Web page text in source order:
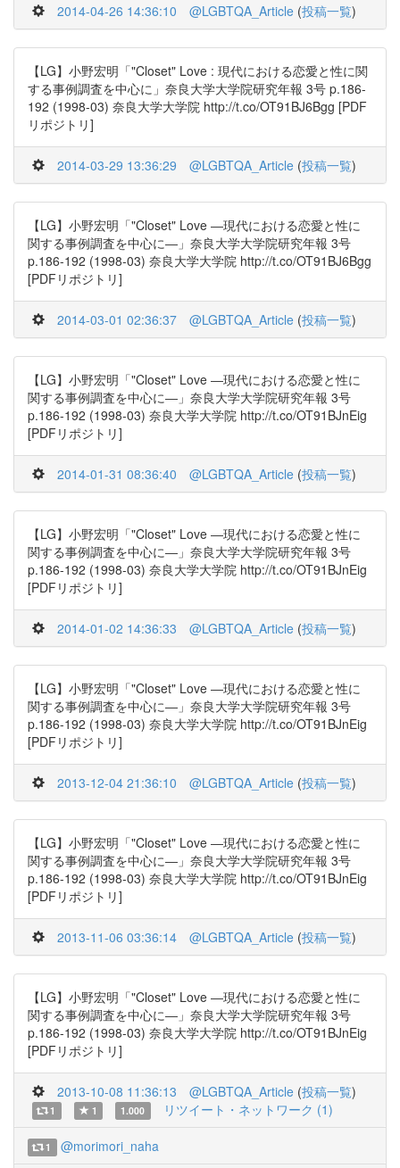
2014-04-26 14:36:10 @LGBTQA_Article (投稿一覧)
【LG】小野宏明「"Closet" Love : 現代における恋愛と性に関
する事例調査を中心に」奈良大学大学院研究年報 3号 p.186-
192 (1998-03) 奈良大学大学院 http://t.co/OT91BJ6Bgg [PDF
リポジトリ]
2014-03-29 13:36:29 @LGBTQA_Article (投稿一覧)
【LG】小野宏明「"Closet" Love ―現代における恋愛と性に
関する事例調査を中心に―」奈良大学大学院研究年報 3号
p.186-192 (1998-03) 奈良大学大学院 http://t.co/OT91BJ6Bgg
[PDFリポジトリ]
2014-03-01 02:36:37 @LGBTQA_Article (投稿一覧)
【LG】小野宏明「"Closet" Love ―現代における恋愛と性に
関する事例調査を中心に―」奈良大学大学院研究年報 3号
p.186-192 (1998-03) 奈良大学大学院 http://t.co/OT91BJnEig
[PDFリポジトリ]
2014-01-31 08:36:40 @LGBTQA_Article (投稿一覧)
【LG】小野宏明「"Closet" Love ―現代における恋愛と性に
関する事例調査を中心に―」奈良大学大学院研究年報 3号
p.186-192 (1998-03) 奈良大学大学院 http://t.co/OT91BJnEig
[PDFリポジトリ]
2014-01-02 14:36:33 @LGBTQA_Article (投稿一覧)
【LG】小野宏明「"Closet" Love ―現代における恋愛と性に
関する事例調査を中心に―」奈良大学大学院研究年報 3号
p.186-192 (1998-03) 奈良大学大学院 http://t.co/OT91BJnEig
[PDFリポジトリ]
2013-12-04 21:36:10 @LGBTQA_Article (投稿一覧)
【LG】小野宏明「"Closet" Love ―現代における恋愛と性に
関する事例調査を中心に―」奈良大学大学院研究年報 3号
p.186-192 (1998-03) 奈良大学大学院 http://t.co/OT91BJnEig
[PDFリポジトリ]
2013-11-06 03:36:14 @LGBTQA_Article (投稿一覧)
【LG】小野宏明「"Closet" Love ―現代における恋愛と性に
関する事例調査を中心に―」奈良大学大学院研究年報 3号
p.186-192 (1998-03) 奈良大学大学院 http://t.co/OT91BJnEig
[PDFリポジトリ]
2013-10-08 11:36:13 @LGBTQA_Article (投稿一覧)
1 1 1.000 リツイート・ネットワーク (1)
1 @morimori_naha